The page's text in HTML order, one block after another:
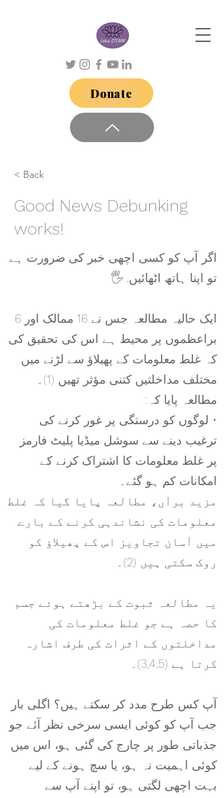
Donate
< Back
Good News Debunking
works!
اگر آپ کو کسی اچھی خبر کی ضرورت ہے
تو اپنا ہاتھ اٹھائیں. 🖐️
ایک حالیہ مطالعہ جس نے 16 ممالک اور 6
براعظموں پر محیط ہے اس کی تحقیق کی
کہ غلط معلومات کے پھیلاؤ سے لڑنے میں
مختلف مداخلتیں کتنی مؤثر تھیں (1)۔
مطالعہ پایا کہ:
• لوگوں کو درستگی پر غور کرنے کی
ترغیب دینے سے سوشل میڈیا پلیٹ فارمز
پر غلط معلومات کا اشتراک کرنے کے
امکانات کم ہو گئے۔
مزید برآں، مطالعہ پایا گیا کہ غلط
معلومات کی نشاندہی کرنے کے بارے
میں آسان تجاویز اس کے پھیلاؤ کو
روک سکتی ہیں (2)۔
یہ مطالعہ ثبوت کے بڑھتے ہوئے جسم
کا حصہ ہے جو غلط معلومات کی
مداخلتوں کے اثرات کی طرف اشارہ
کرتا ہے (3,4,5)۔
آپ کس طرح مدد کر سکتے ہیں؟ اگلی بار
جب آپ کو کوئی ایسی سرخی نظر آئے جو
جذباتی طور پر چارج کی گئی ہو، اس میں
کوئی اہمیت نہ ہو، یا سچ ہونے کے لیے
بہت اچھی لگتی ہو، تو اپنے آپ سے